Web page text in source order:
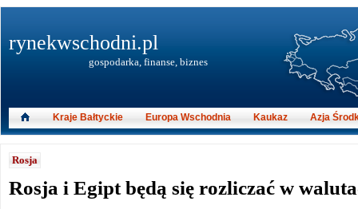
Rosja
Rosja i Egipt będą się rozliczać w
rynekwschodni.pl
gospodarka, finanse, biznes
Kraje Bałtyckie Europa Wschodnia Kaukaz Azja